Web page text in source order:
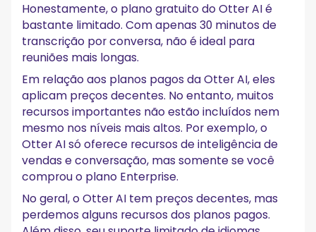
Honestamente, o plano gratuito do Otter AI é
bastante limitado. Com apenas 30 minutos de
transcrição por conversa, não é ideal para
reuniões mais longas.
Em relação aos planos pagos da Otter AI, eles
aplicam preços decentes. No entanto, muitos
recursos importantes não estão incluídos nem
mesmo nos níveis mais altos. Por exemplo, o
Otter AI só oferece recursos de inteligência de
vendas e conversação, mas somente se você
comprou o plano Enterprise.
No geral, o Otter AI tem preços decentes, mas
perdemos alguns recursos dos planos pagos.